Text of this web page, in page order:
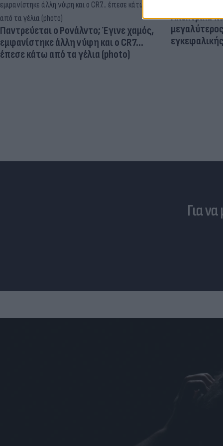
Παντρεύεται ο Ρονάλντο; Έγινε χαμός,
εμφανίστηκε άλλη νύφη και ο CR7…
έπεσε κάτω από τα γέλια (photo)
Ηλεκτρικά
Για